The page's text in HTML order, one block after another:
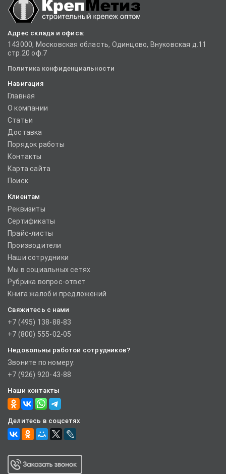
Адрес склада и офиса:
143000, Московская область, Одинцово, Внуковская д.11
стр.20 оф.7
Политика конфиденциальности
Навигация
Главная
О компании
Статьи
Доставка
Порядок работы
Контакты
Карта сайта
Поиск
Клиентам
Реквизиты
Сертификаты
Прайс-листы
Производители
Наши сотрудники
Мы в социальных сетях
Рубрика вопрос-ответ
Книга жалоб и предложений
Свяжитесь с нами
+7 (495) 138-88-83
+7 (800) 555-02-05
Недовольны работой сотрудников?
Звоните по номеру:
+7 (926) 920-43-88
Наши контакты
Делитесь в соцсетях